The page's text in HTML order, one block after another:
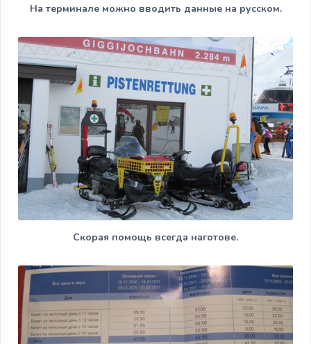
На терминале можно вводить данные на русском.
Скорая помощь всегда наготове.